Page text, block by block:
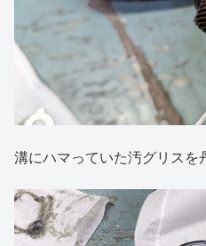
溝にハマっていた汚グリス